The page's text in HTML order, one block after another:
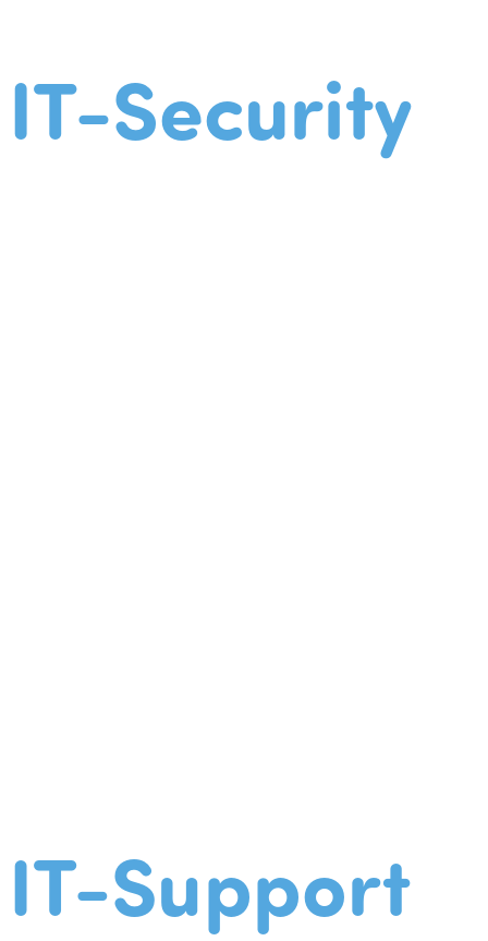
IT-Security
IT-Support